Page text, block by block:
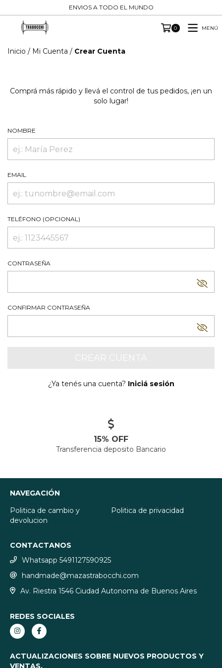
ENVIOS A TODO EL MUNDO
0 MENÚ
Inicio / Mi Cuenta / Crear Cuenta
Comprá más rápido y llevá el control de tus pedidos, ¡en un
solo lugar!
NOMBRE
EMAIL
TELÉFONO (OPCIONAL)
CONTRASEÑA
CONFIRMAR CONTRASEÑA
¿Ya tenés una cuenta? Iniciá sesión
15% OFF
Transferencia deposito Bancario
NAVEGACIÓN
Politica de cambio y
devolucion
Politica de privacidad
CONTACTANOS
Whatsapp 5491127590925
handmade@mazastrabocchi.com
Av. Riestra 1546 Ciudad Autonoma de Buenos Aires
REDES SOCIALES
ACTUALIZACIONES SOBRE NUEVOS PRODUCTOS Y
VENTAS.